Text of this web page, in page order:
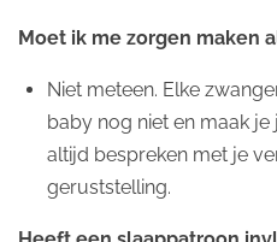
Moet ik me zorgen maken
Niet meteen. Elke
baby nog niet en maak
altijd bespreken met je
geruststelling.